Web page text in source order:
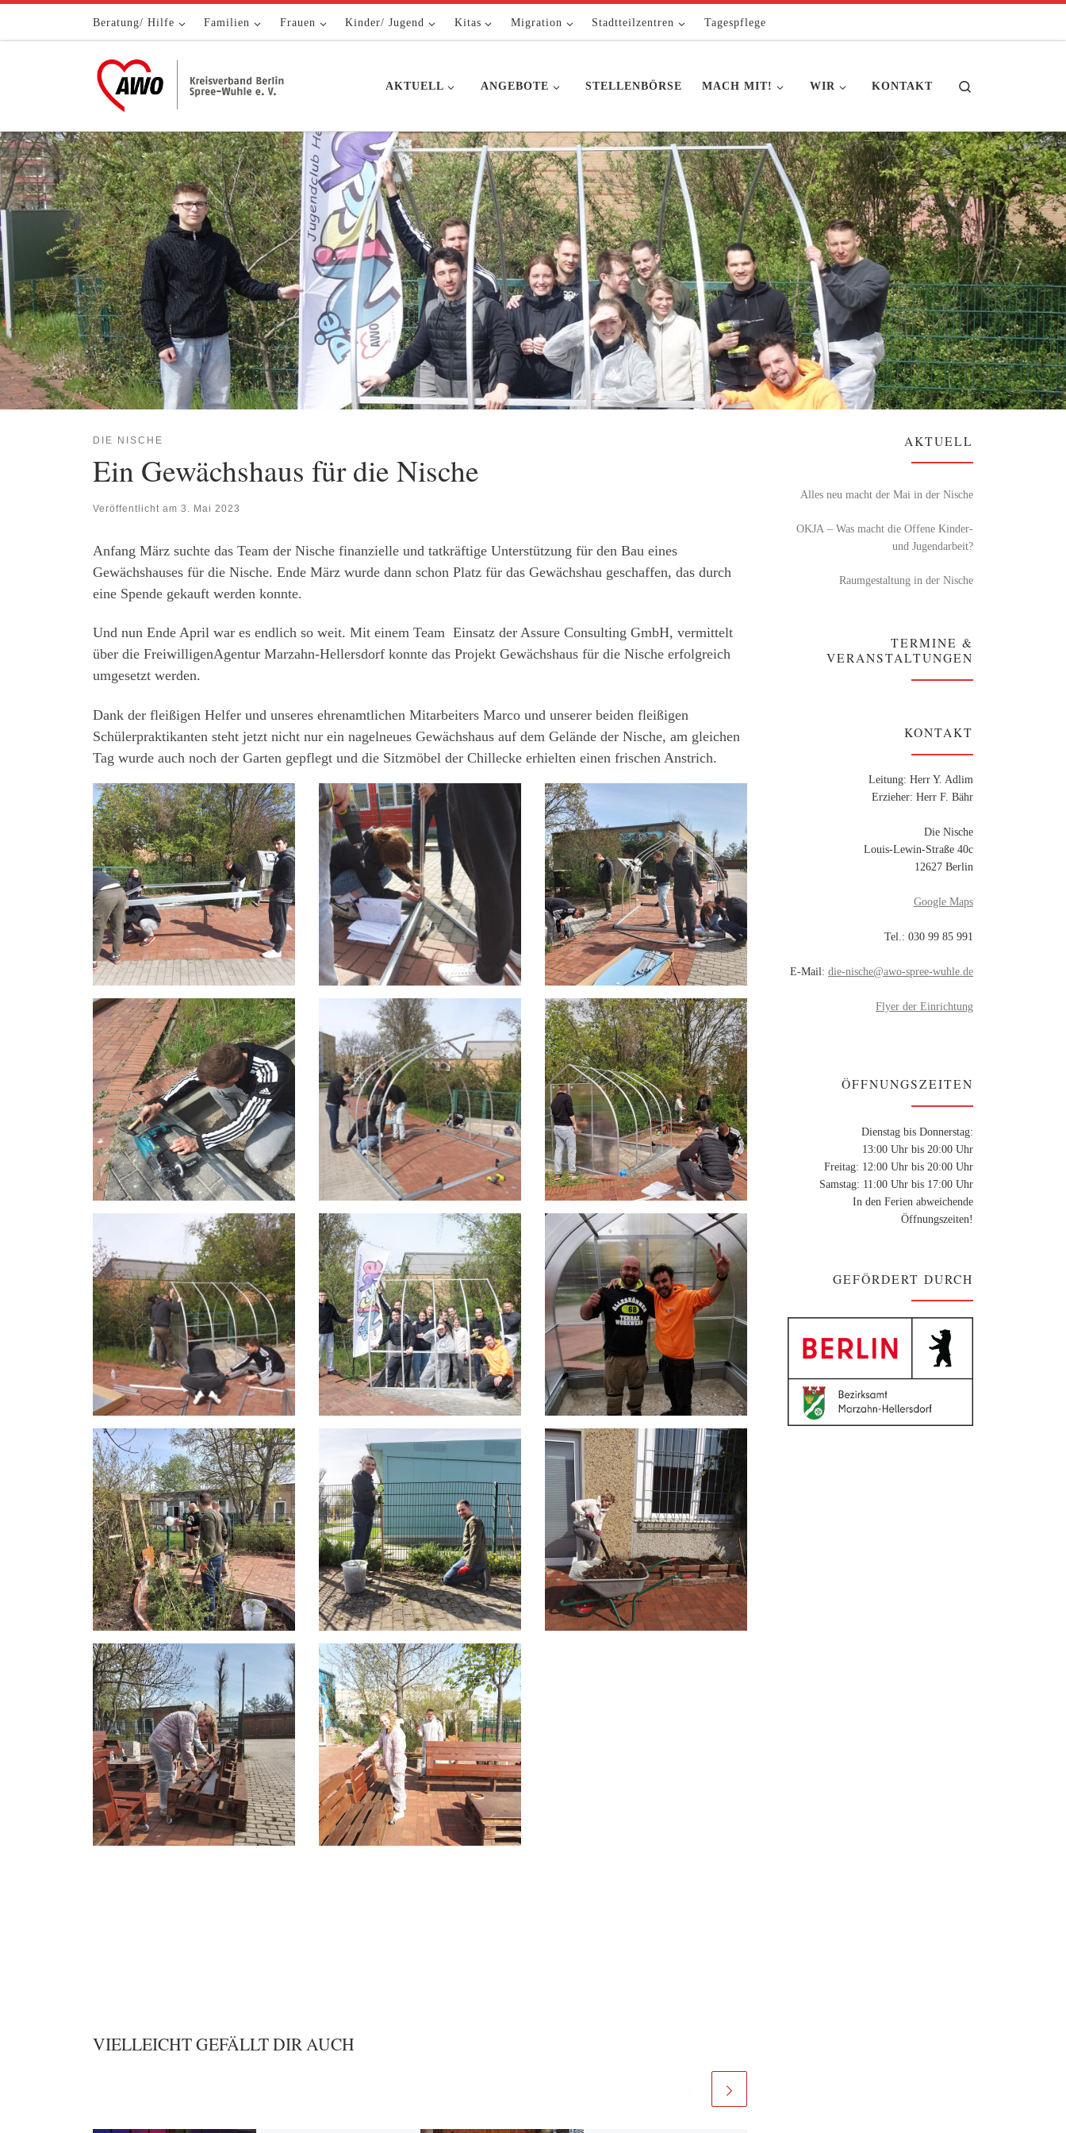
Zum Inhalt springenBeratung/ Hilfe Familien Frauen Kinder/ Jugend Kitas Migration Stadtteilzentren Tagespflege
AKTUELL ANGEBOTE STELLENBÖRSE MACH MIT! WIR KONTAKT
DIE NISCHE
Ein Gewächshaus für die Nische
Veröffentlicht am 3. Mai 2023
Anfang März suchte das Team der Nische finanzielle und tatkräftige Unterstützung für den Bau eines
Gewächshauses für die Nische. Ende März wurde dann schon Platz für das Gewächshau geschaffen, das durch
eine Spende gekauft werden konnte.
Und nun Ende April war es endlich so weit. Mit einem Team Einsatz der Assure Consulting GmbH, vermittelt
über die FreiwilligenAgentur Marzahn-Hellersdorf konnte das Projekt Gewächshaus für die Nische erfolgreich
umgesetzt werden.
Dank der fleißigen Helfer und unseres ehrenamtlichen Mitarbeiters Marco und unserer beiden fleißigen
Schülerpraktikanten steht jetzt nicht nur ein nagelneues Gewächshaus auf dem Gelände der Nische, am gleichen
Tag wurde auch noch der Garten gepflegt und die Sitzmöbel der Chillecke erhielten einen frischen Anstrich.
VIELLEICHT GEFÄLLT DIR AUCH
AKTUELL
Alles neu macht der Mai in der Nische
OKJA – Was macht die Offene Kinder-
und Jugendarbeit?
Raumgestaltung in der Nische
TERMINE &
VERANSTALTUNGEN
KONTAKT
Leitung: Herr Y. Adlim
Erzieher: Herr F. Bähr
Die Nische
Louis-Lewin-Straße 40c
12627 Berlin
Google Maps
Tel.: 030 99 85 991
E-Mail: die-nische@awo-spree-wuhle.de
Flyer der Einrichtung
ÖFFNUNGSZEITEN
Dienstag bis Donnerstag:
13:00 Uhr bis 20:00 Uhr
Freitag: 12:00 Uhr bis 20:00 Uhr
Samstag: 11:00 Uhr bis 17:00 Uhr
In den Ferien abweichende
Öffnungszeiten!
GEFÖRDERT DURCH